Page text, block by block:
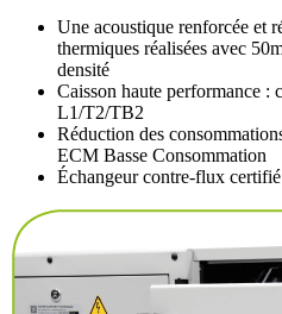
Une acoustique renforcée et
thermiques réalisées avec
densité
Caisson haute performance :
L1/T2/TB2
Réduction des
ECM Basse Consommation
Échangeur contre-flux